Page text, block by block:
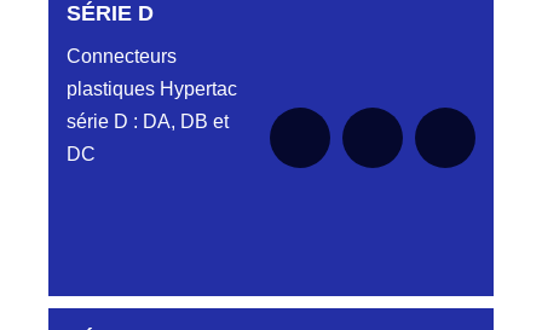
SÉRIE D
Connecteurs
plastiques Hypertac
série D : DA, DB et
DC